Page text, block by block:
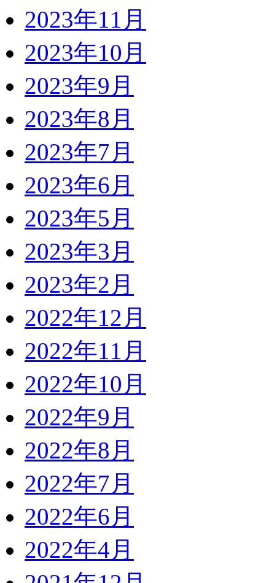
2023年11月
2023年10月
2023年9月
2023年8月
2023年7月
2023年6月
2023年5月
2023年3月
2023年2月
2022年12月
2022年11月
2022年10月
2022年9月
2022年8月
2022年7月
2022年6月
2022年4月